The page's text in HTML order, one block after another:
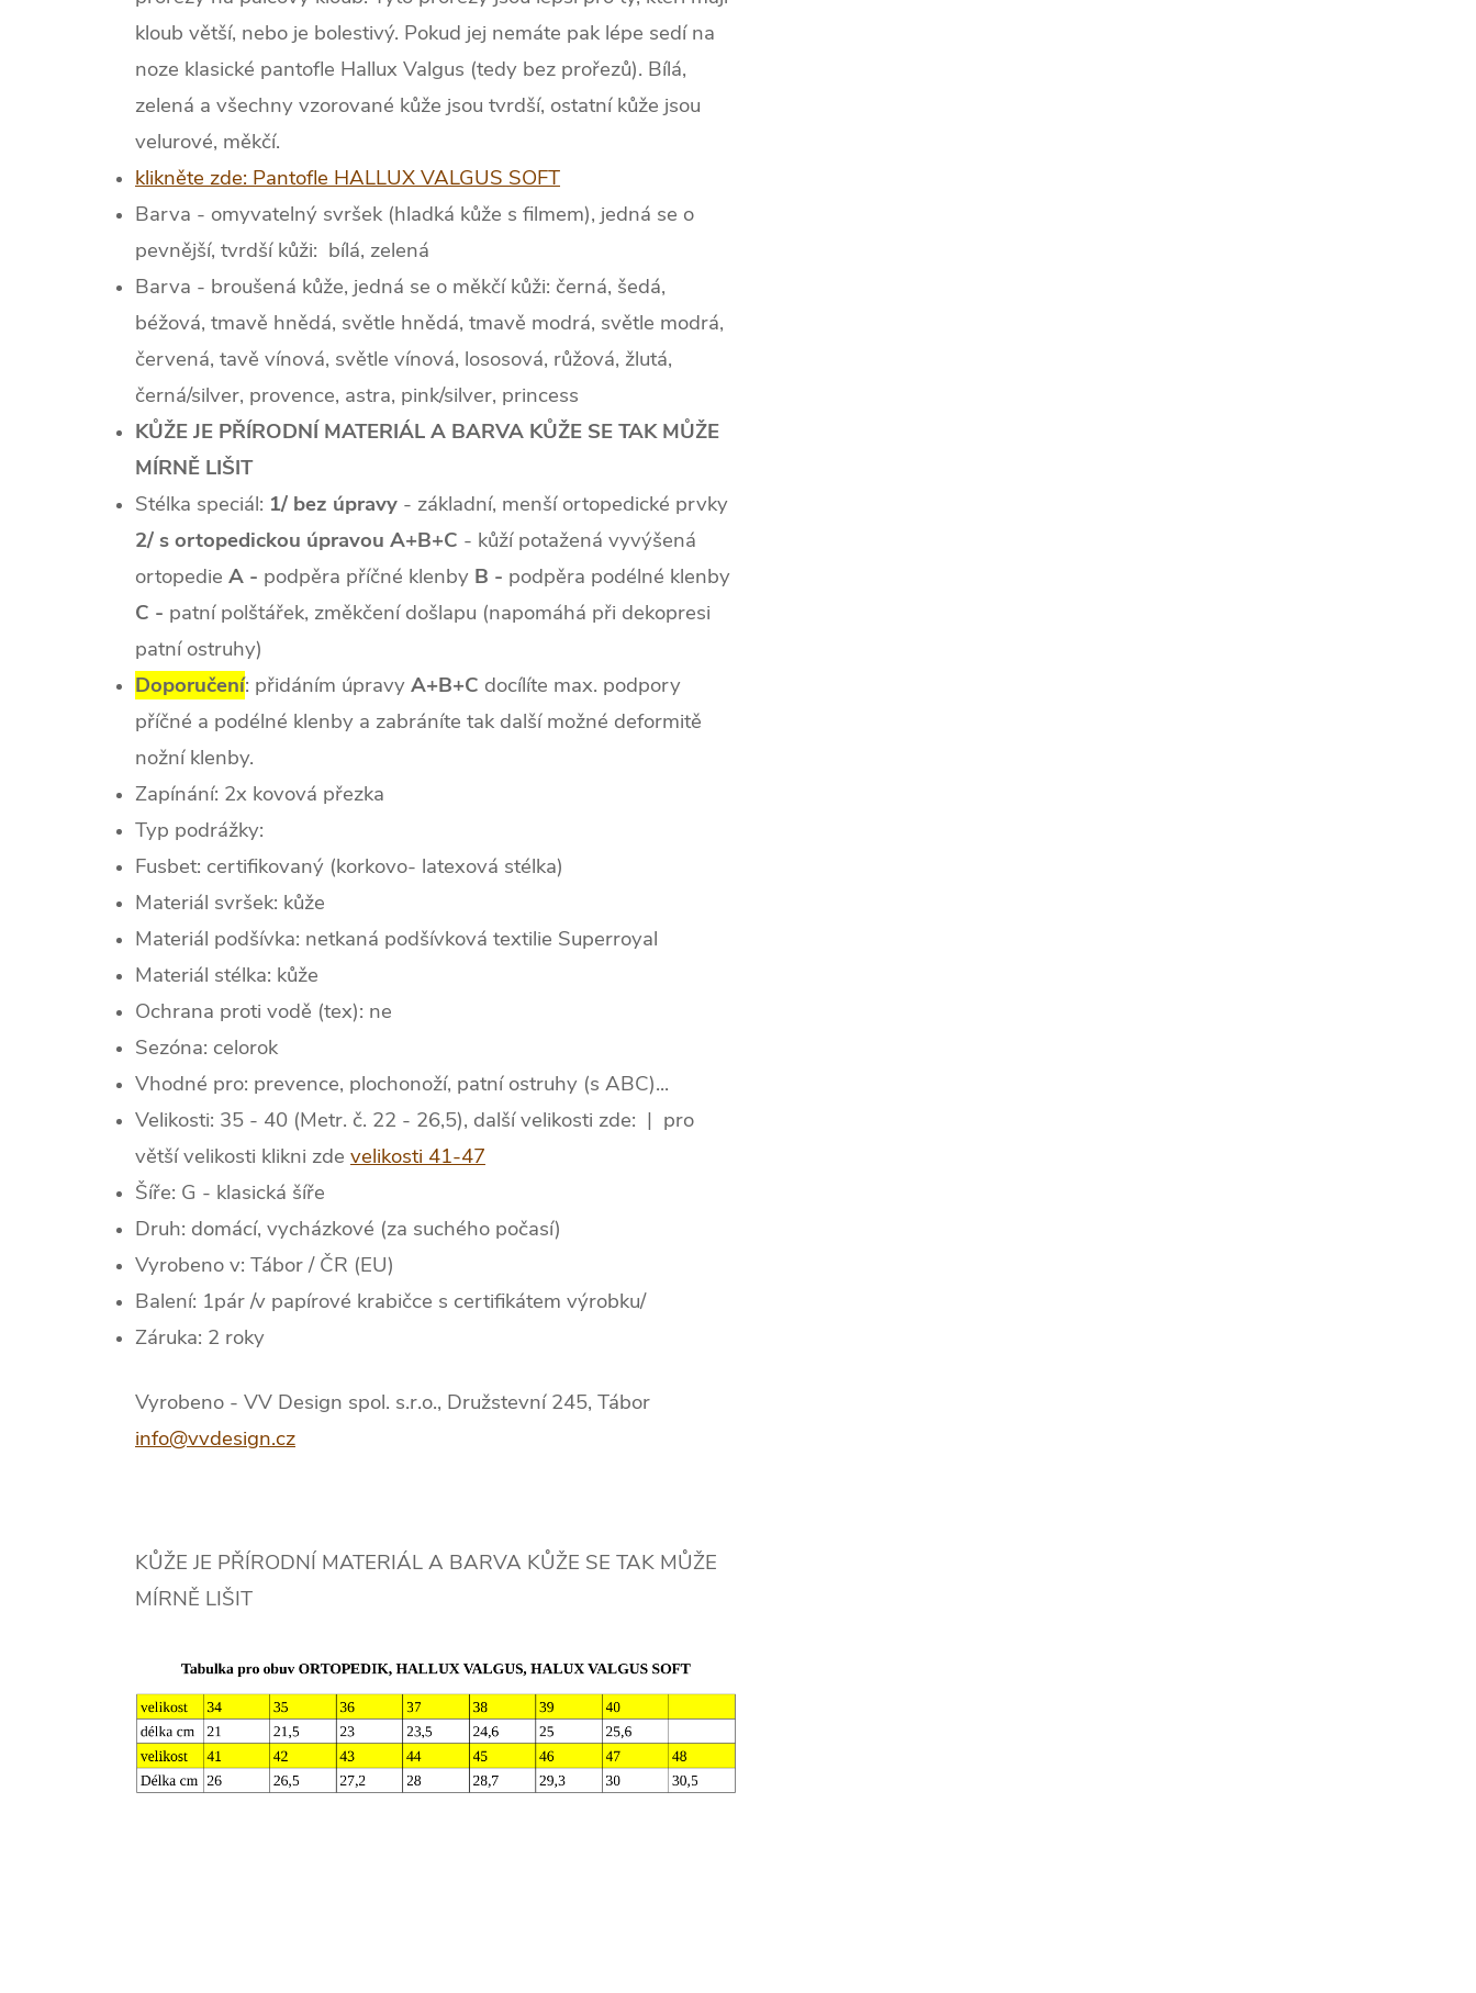
kloub větší, nebo je bolestivý. Pokud jej nemáte pak lépe sedí na
noze klasické pantofle Hallux Valgus (tedy bez prořezů). Bílá,
zelená a všechny vzorované kůže jsou tvrdší, ostatní kůže jsou
velurové, měkčí.
klikněte zde: Pantofle HALLUX VALGUS SOFT
Barva - omyvatelný svršek (hladká kůže s filmem), jedná se o
pevnější, tvrdší kůži: bílá, zelená
Barva - broušená kůže, jedná se o měkčí kůži: černá, šedá,
béžová, tmavě hnědá, světle hnědá, tmavě modrá, světle modrá,
červená, tavě vínová, světle vínová, lososová, růžová, žlutá,
černá/silver, provence, astra, pink/silver, princess
KŮŽE JE PŘÍRODNÍ MATERIÁL A BARVA KŮŽE SE TAK MŮŽE
MÍRNĚ LIŠIT
Stélka speciál: 1/ bez úpravy - základní, menší ortopedické prvky
2/ s ortopedickou úpravou A+B+C - kůží potažená vyvýšená
ortopedie A - podpěra příčné klenby B - podpěra podélné klenby
C - patní polštářek, změkčení došlapu (napomáhá při dekopresi
patní ostruhy)
Doporučení: přidáním úpravyA+B+C docílíte max. podpory
příčné a podélné klenby a zabráníte tak další možné deformitě
nožní klenby.
Zapínání: 2x kovová přezka
Typ podrážky:
Fusbet: certifikovaný (korkovo- latexová stélka)
Materiál svršek: kůže
Materiál podšívka: netkaná podšívková textilie Superroyal
Materiál stélka: kůže
Ochrana proti vodě (tex): ne
Sezóna: celorok
Vhodné pro: prevence, plochonoží, patní ostruhy (s ABC)...
Velikosti: 35 - 40 (Metr. č. 22 - 26,5), další velikosti zde: | pro
větší velikosti klikni zde velikosti 41-47
Šíře: G - klasická šíře
Druh: domácí, vycházkové (za suchého počasí)
Vyrobeno v: Tábor / ČR (EU)
Balení: 1pár /v papírové krabičce s certifikátem výrobku/
Záruka: 2 roky
Vyrobeno - VV Design spol. s.r.o., Družstevní 245, Tábor
info@vvdesign.cz
KŮŽE JE PŘÍRODNÍ MATERIÁL A BARVA KŮŽE SE TAK MŮŽE
MÍRNĚ LIŠIT